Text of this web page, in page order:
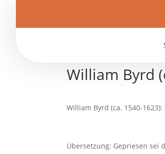
William Byrd
William Byrd (ca. 1540-
Übersetzung: Gepriesen sei